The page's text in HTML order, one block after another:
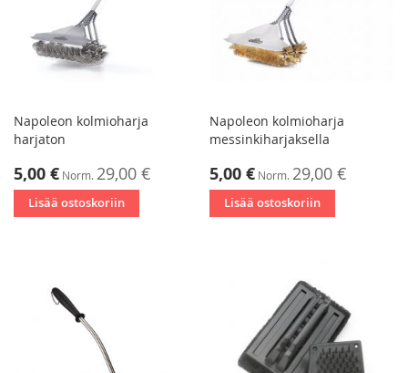
Napoleon kolmioharja
harjaton
Tarjoushinta
5,00 € Norm. 29,00 €
Lisää ostoskoriin
Napoleon kolmioharja
messinkiharjaksella
Tarjoushinta
5,00 € Norm. 29,00 €
Lisää ostoskoriin